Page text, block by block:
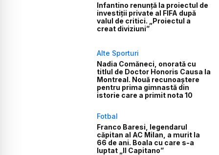
Infantino renunță la proiectul de
investiții private al FIFA după
valul de critici. „Proiectul a
creat diviziuni”
Alte Sporturi
Nadia Comăneci, onorată cu
titlul de Doctor Honoris Causa la
Montreal. Nouă recunoaștere
pentru prima gimnastă din
istorie care a primit nota 10
Fotbal
Franco Baresi, legendarul
căpitan al AC Milan, a murit la
66 de ani. Boala cu care s-a
luptat „Il Capitano”